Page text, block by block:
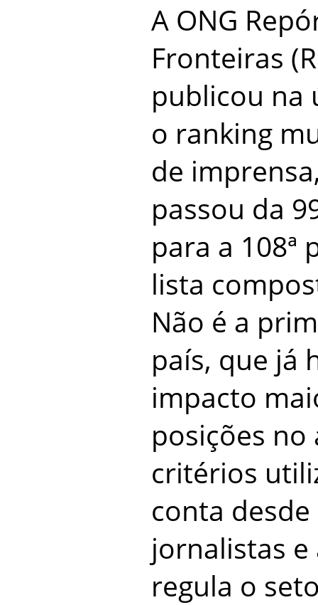
A ONG
Fronteiras
publicou na
o ranking
de
passou da
para a 108ª
lista
Não é a
país, que já
impacto
posições
critérios
conta
jornalistas e
regula o